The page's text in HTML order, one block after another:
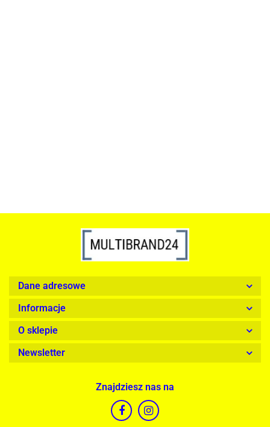
Dane adresowe
Informacje
O sklepie
Newsletter
Znajdziesz nas na